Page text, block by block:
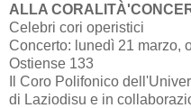
ALLA
Celebri cori operistici
Concerto: lunedì 21 marzo,
Ostiense 133
Il Coro Polifonico
di Laziodisu e in